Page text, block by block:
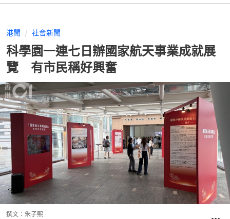
港聞 社會新聞
科學園一連七日辦國家航天事業成就展
覽 有市民稱好興奮
撰文： 朱子熙